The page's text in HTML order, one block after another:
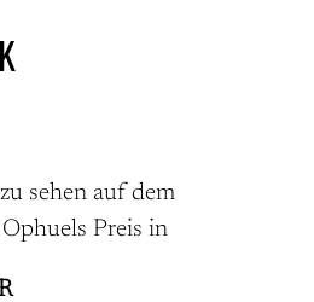
sehen auf dem
Preis in